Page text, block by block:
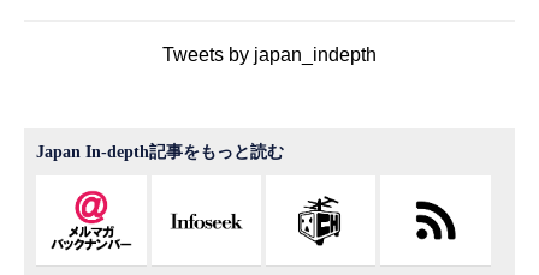
Tweets by japan_indepth
Japan In-depth記事をもっと読む